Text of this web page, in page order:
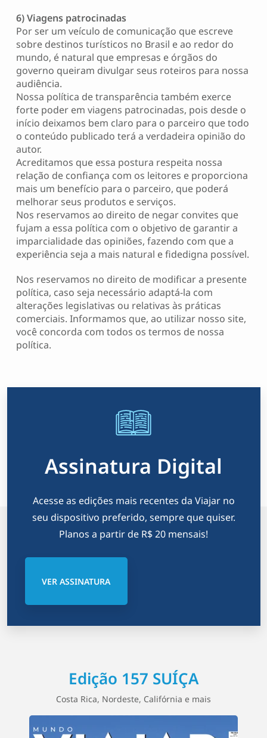
6) Viagens patrocinadas
Por ser um veículo de comunicação que escreve
sobre destinos turísticos no Brasil e ao redor do
mundo, é natural que empresas e órgãos do
governo queiram divulgar seus roteiros para nossa
audiência.
Nossa política de transparência também exerce
forte poder em viagens patrocinadas, pois desde o
início deixamos bem claro para o parceiro que todo
o conteúdo publicado terá a verdadeira opinião do
autor.
Acreditamos que essa postura respeita nossa
relação de confiança com os leitores e proporciona
mais um benefício para o parceiro, que poderá
melhorar seus produtos e serviços.
Nos reservamos ao direito de negar convites que
fujam a essa política com o objetivo de garantir a
imparcialidade das opiniões, fazendo com que a
experiência seja a mais natural e fidedigna possível.
Nos reservamos no direito de modificar a presente
política, caso seja necessário adaptá-la com
alterações legislativas ou relativas às práticas
comerciais. Informamos que, ao utilizar nosso site,
você concorda com todos os termos de nossa
política.
Assinatura Digital
Acesse as edições mais recentes da Viajar no
seu dispositivo preferido, sempre que quiser.
Planos a partir de R$ 20 mensais!
VER ASSINATURA
Edição 157 SUÍÇA
Costa Rica, Nordeste, Califórnia e mais